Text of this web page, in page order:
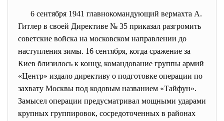
6 сентября 1941 главнокомандующий вермахта А.
Гитлер в своей Директиве № 35 приказал разгромить
советские войска на московском направлении до
наступления зимы. 16 сентября, когда сражение за
Киев близилось к концу, командование группы армий
«Центр» издало директиву о подготовке операции по
захвату Москвы под кодовым названием «Тайфун».
Замысел операции предусматривал мощными ударами
крупных группировок, сосредоточенных в районах